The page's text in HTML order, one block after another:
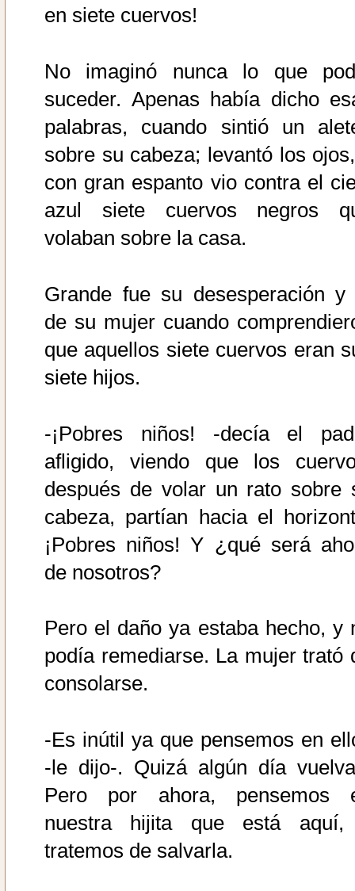
en siete cuervos!
No imaginó nunca lo que
suceder. Apenas había dicho
palabras, cuando sintió un
sobre su cabeza; levantó los
con gran espanto vio contra el
azul siete cuervos negros
volaban sobre la casa.
Grande fue su desesperación y
de su mujer cuando
que aquellos siete cuervos eran
siete hijos.
-¡Pobres niños! -decía el
afligido, viendo que los
después de volar un rato sobre
cabeza, partían hacia el
¡Pobres niños! Y ¿qué será
de nosotros?
Pero el daño ya estaba hecho, y
podía remediarse. La mujer trató
consolarse.
-Es inútil ya que pensemos en
-le dijo-. Quizá algún día
Pero por ahora, pensemos
nuestra hijita que está
tratemos de salvarla.